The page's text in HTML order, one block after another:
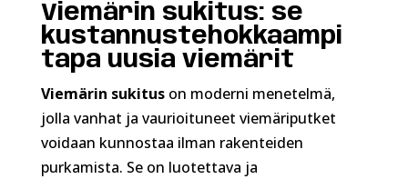
Viemärin sukitus: se
kustannustehokkaampi
tapa uusia viemärit
Viemärin sukituson moderni menetelmä,
jolla vanhat ja vaurioituneet viemäriputket
voidaan kunnostaa ilman rakenteiden
purkamista. Se on luotettava ja